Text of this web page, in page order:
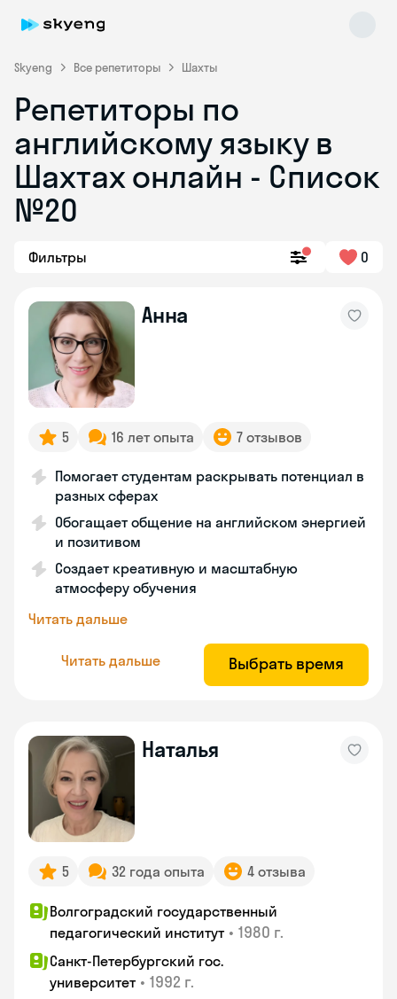
Skyeng Все репетиторы Шахты
Репетиторы по
английскому языку в
Шахтах онлайн - Список
№20
Фильтры 0
Анна
5 16 лет опыта 7 отзывов
Помогает студентам раскрывать потенциал в
разных сферах
Обогащает общение на английском энергией
и позитивом
Создает креативную и масштабную
атмосферу обучения
Читать дальше
Читать дальше Выбрать время
Наталья
5 32 года опыта 4 отзыва
Волгоградский государственный
педагогический институт • 1980 г.
Санкт-Петербургский гос.
университет • 1992 г.